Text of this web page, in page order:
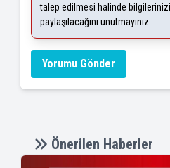
talep edilmesi halinde
paylaşılacağını unutmayınız.
Yorumu Gönder
Önerilen Haberler